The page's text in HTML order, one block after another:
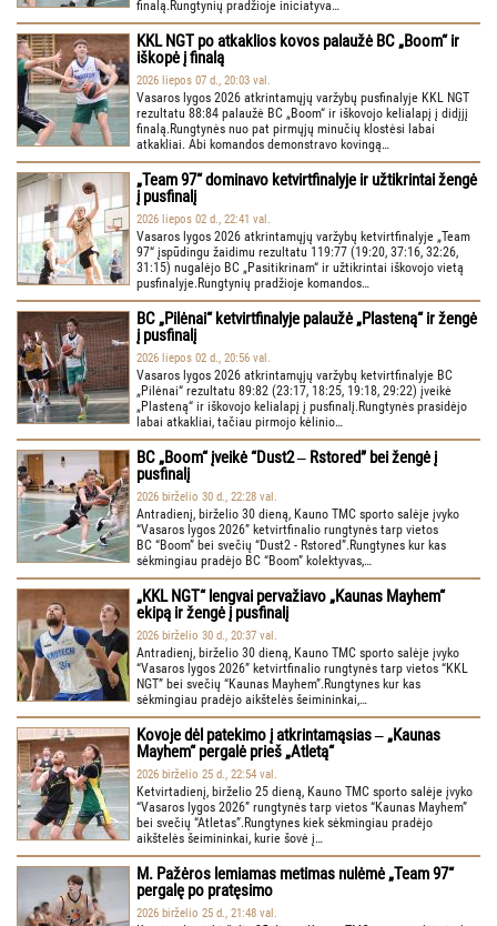
finalą.Rungtynių pradžioje iniciatyva…
KKL NGT po atkaklios kovos palaužė BC „Boom“ ir
iškopė į finalą
2026 liepos 07 d., 20:03 val.
Vasaros lygos 2026 atkrintamųjų varžybų pusfinalyje KKL NGT
rezultatu 88:84 palaužė BC „Boom“ ir iškovojo kelialapį į didįjį
finalą.Rungtynės nuo pat pirmųjų minučių klostėsi labai
atkakliai. Abi komandos demonstravo kovingą…
„Team 97“ dominavo ketvirtfinalyje ir užtikrintai žengė
į pusfinalį
2026 liepos 02 d., 22:41 val.
Vasaros lygos 2026 atkrintamųjų varžybų ketvirtfinalyje „Team
97“ įspūdingu žaidimu rezultatu 119:77 (19:20, 37:16, 32:26,
31:15) nugalėjo BC „Pasitikrinam“ ir užtikrintai iškovojo vietą
pusfinalyje.Rungtynių pradžioje komandos…
BC „Pilėnai“ ketvirtfinalyje palaužė „Plasteną“ ir žengė
į pusfinalį
2026 liepos 02 d., 20:56 val.
Vasaros lygos 2026 atkrintamųjų varžybų ketvirtfinalyje BC
„Pilėnai“ rezultatu 89:82 (23:17, 18:25, 19:18, 29:22) įveikė
„Plasteną“ ir iškovojo kelialapį į pusfinalį.Rungtynės prasidėjo
labai atkakliai, tačiau pirmojo kėlinio…
BC „Boom“ įveikė “Dust2 ‒ Rstored” bei žengė į
pusfinalį
2026 birželio 30 d., 22:28 val.
Antradienį, birželio 30 dieną, Kauno TMC sporto salėje įvyko
“Vasaros lygos 2026” ketvirtfinalio rungtynės tarp vietos
BC “Boom” bei svečių “Dust2 - Rstored”.Rungtynes kur kas
sėkmingiau pradėjo BC “Boom” kolektyvas,…
„KKL NGT“ lengvai pervažiavo „Kaunas Mayhem“
ekipą ir žengė į pusfinalį
2026 birželio 30 d., 20:37 val.
Antradienį, birželio 30 dieną, Kauno TMC sporto salėje įvyko
“Vasaros lygos 2026” ketvirtfinalio rungtynės tarp vietos “KKL
NGT” bei svečių “Kaunas Mayhem”.Rungtynes kur kas
sėkmingiau pradėjo aikštelės šeimininkai,…
Kovoje dėl patekimo į atkrintamąsias ‒ „Kaunas
Mayhem“ pergalė prieš „Atletą“
2026 birželio 25 d., 22:54 val.
Ketvirtadienį, birželio 25 dieną, Kauno TMC sporto salėje įvyko
“Vasaros lygos 2026” rungtynės tarp vietos “Kaunas Mayhem”
bei svečių “Atletas”.Rungtynes kiek sėkmingiau pradėjo
aikštelės šeimininkai, kurie šovė į…
M. Pažėros lemiamas metimas nulėmė „Team 97“
pergalę po pratęsimo
2026 birželio 25 d., 21:48 val.